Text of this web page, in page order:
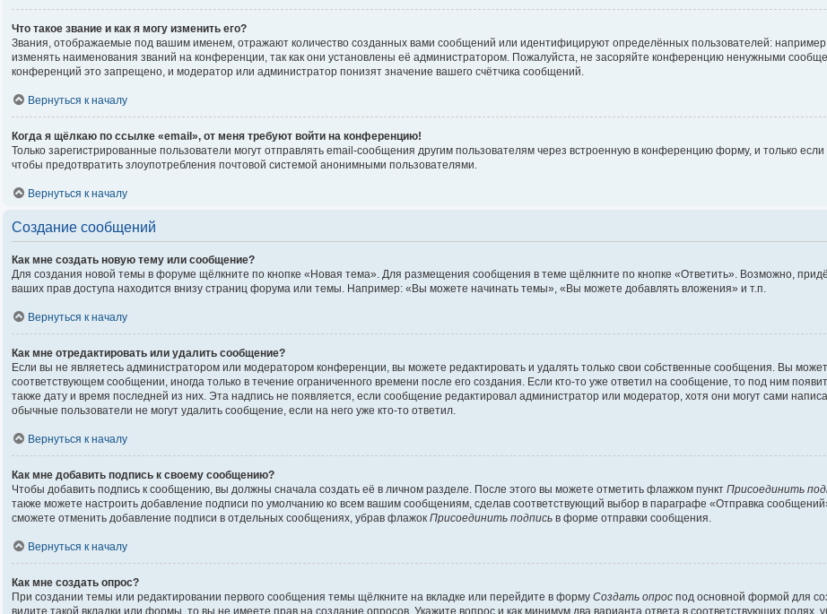
Что такое звание и как я могу изменить его?
Звания, отображаемые под вашим именем, отражают количество созданных вами сообщений или идентифицируют определённых пользователей:
изменять наименования званий на конференции, так как они установлены её администратором. Пожалуйста, не засоряйте конференцию ненужными
конференций это запрещено, и модератор или администратор понизят значение вашего счётчика сообщений.
Вернуться к началу
Когда я щёлкаю по ссылке «email», от меня требуют войти на конференцию!
Только зарегистрированные пользователи могут отправлять email-сообщения другим пользователям через встроенную в конференцию форму, и только
чтобы предотвратить злоупотребления почтовой системой анонимными пользователями.
Вернуться к началу
Создание сообщений
Как мне создать новую тему или сообщение?
Для создания новой темы в форуме щёлкните по кнопке «Новая тема». Для размещения сообщения в теме щёлкните по кнопке «Ответить». Возможно,
ваших прав доступа находится внизу страниц форума или темы. Например: «Вы можете начинать темы», «Вы можете добавлять вложения» и т.п.
Вернуться к началу
Как мне отредактировать или удалить сообщение?
Если вы не являетесь администратором или модератором конференции, вы можете редактировать и удалять только свои собственные сообщения. Вы
соответствующем сообщении, иногда только в течение ограниченного времени после его создания. Если кто-то уже ответил на сообщение, то под ним
также дату и время последней из них. Эта надпись не появляется, если сообщение редактировал администратор или модератор, хотя они могут сами
обычные пользователи не могут удалить сообщение, если на него уже кто-то ответил.
Вернуться к началу
Как мне добавить подпись к своему сообщению?
Чтобы добавить подпись к сообщению, вы должны сначала создать её в личном разделе. После этого вы можете отметить флажком пункт Присоединить
также можете настроить добавление подписи по умолчанию ко всем вашим сообщениям, сделав соответствующий выбор в параграфе «Отправка
сможете отменить добавление подписи в отдельных сообщениях, убрав флажок Присоединить подпись в форме отправки сообщения.
Вернуться к началу
Как мне создать опрос?
При создании темы или редактировании первого сообщения темы щёлкните на вкладке или перейдите в форму Создать опрос под основной формой для
видите такой вкладки или формы, то вы не имеете прав на создание опросов. Укажите вопрос и как минимум два варианта ответа в соответствующих полях,